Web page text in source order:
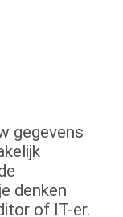
gegevens
denken
of IT-er.